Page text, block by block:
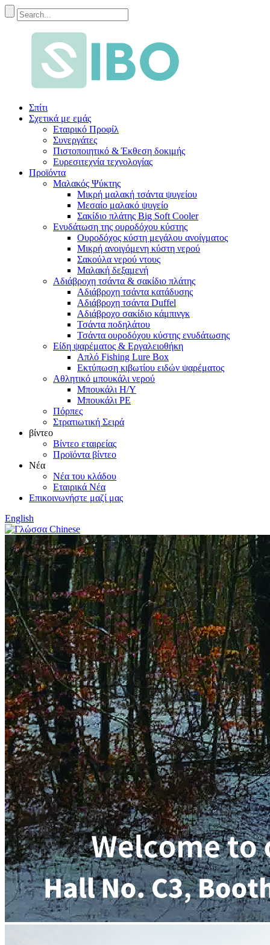
Σπίτι
Σχετικά με εμάς
Εταιρικό Προφίλ
Συνεργάτες
Πιστοποιητικό & Έκθεση δοκιμής
Ευρεσιτεχνία τεχνολογίας
Προϊόντα
Μαλακός Ψύκτης
Μικρή μαλακή τσάντα ψυγείου
Μεσαίο μαλακό ψυγείο
Σακίδιο πλάτης Big Soft Cooler
Ενυδάτωση της ουροδόχου κύστης
Ουροδόχος κύστη μεγάλου ανοίγματος
Μικρή ανοιγόμενη κύστη νερού
Σακούλα νερού ντους
Μαλακή δεξαμενή
Αδιάβροχη τσάντα & σακίδιο πλάτης
Αδιάβροχη τσάντα κατάδυσης
Αδιάβροχη τσάντα Duffel
Αδιάβροχο σακίδιο κάμπινγκ
Τσάντα ποδηλάτου
Τσάντα ουροδόχου κύστης ενυδάτωσης
Είδη ψαρέματος & Εργαλειοθήκη
Απλό Fishing Lure Box
Εκτύπωση κιβωτίου ειδών ψαρέματος
Αθλητικό μπουκάλι νερού
Μπουκάλι Η/Υ
Μπουκάλι PE
Πόρπες
Στρατιωτική Σειρά
βίντεο
Βίντεο εταιρείας
Προϊόντα βίντεο
Νέα
Νέα του κλάδου
Εταιρικά Νέα
Επικοινωνήστε μαζί μας
English
Chinese